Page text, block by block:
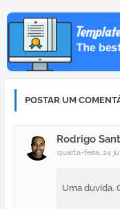
POSTAR UM
Rodrigo
quarta-feira, 24
Uma duvida.